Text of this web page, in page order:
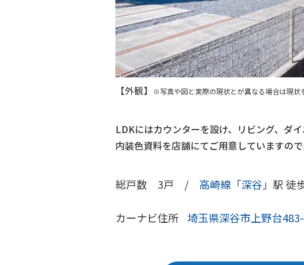
【外観】 ※写真や図と実際の現状とが異なる場合は現状
LDKにはカウンターを設け、リビング、ダ
内装色資料を店舗にてご用意していますの
総戸数 3戸 / 高崎線 「深谷 」駅
カーナビ住所 埼玉県深谷市上野台